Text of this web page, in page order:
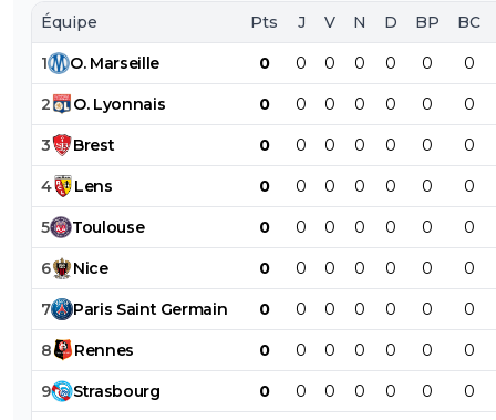
Équipe Pts J V N D BP BC
1 O. Marseille 0 0 0 0 0 0 0
2 O. Lyonnais 0 0 0 0 0 0 0
3 Brest 0 0 0 0 0 0 0
4 Lens 0 0 0 0 0 0 0
5 Toulouse 0 0 0 0 0 0 0
6 Nice 0 0 0 0 0 0 0
7 Paris Saint Germain 0 0 0 0 0 0 0
8 Rennes 0 0 0 0 0 0 0
9 Strasbourg 0 0 0 0 0 0 0